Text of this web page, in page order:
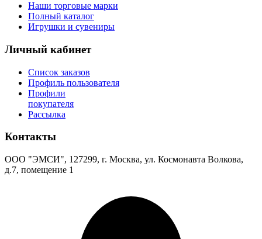
Наши торговые марки
Полный каталог
Игрушки и сувениры
Личный кабинет
Список заказов
Профиль пользователя
Профили
покупателя
Рассылка
Контакты
ООО "ЭМСИ", 127299, г. Москва, ул. Космонавта Волкова,
д.7, помещение 1